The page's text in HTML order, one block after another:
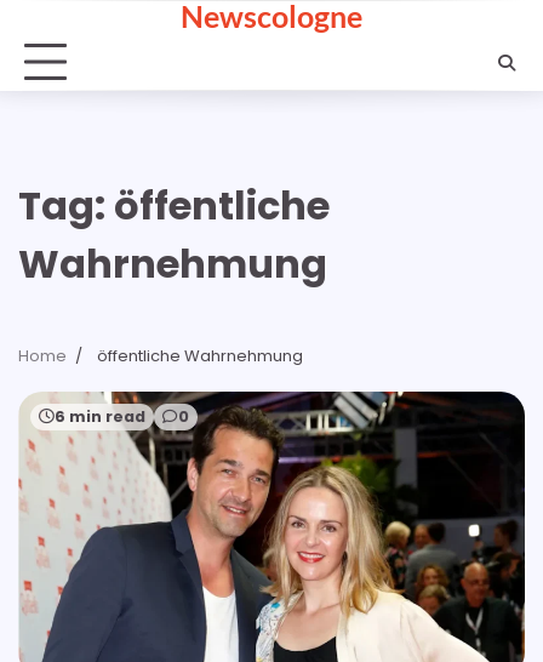
content
Newscologne
Tag: öffentliche
Wahrnehmung
Home öffentliche Wahrnehmung
6 min read 0